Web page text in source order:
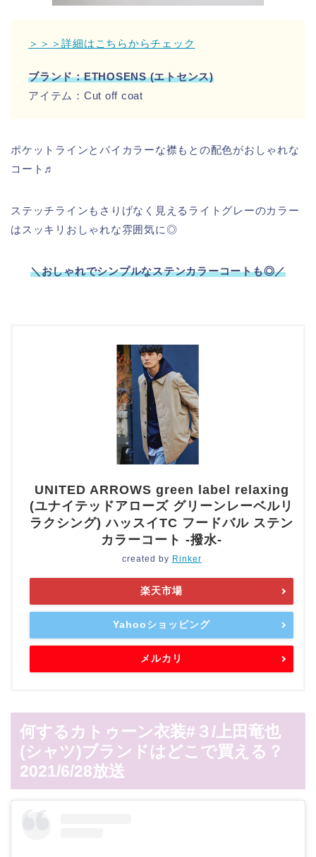
＞＞＞詳細はこちらからチェック
ブランド：ETHOSENS (エトセンス)
アイテム：Cut off coat
ポケットラインとバイカラーな襟もとの配色がおしゃれな
コート♬
ステッチラインもさりげなく見えるライトグレーのカラー
はスッキリおしゃれな雰囲気に◎
＼おしゃれでシンプルなステンカラーコートも◎／
UNITED ARROWS green label relaxing
(ユナイテッドアローズ グリーンレーベルリ
ラクシング) ハッスイTC フードバル ステン
カラーコート -撥水-
created by Rinker
楽天市場
Yahooショッピング
メルカリ
何するカトゥーン衣装#３/上田竜也
(シャツ)ブランドはどこで買える？
2021/6/28放送